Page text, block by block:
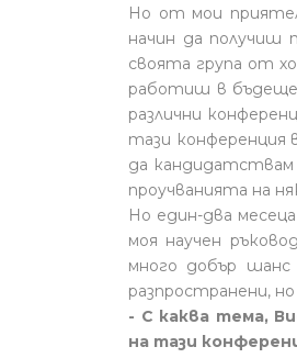
Но от мои
начин да получиш
своята група от
работиш в
различни
тази конференция
да кандидатствам
проучванията на
Но един-два
моя научен
много добър
разпространени,
- С каква тема,
на тази